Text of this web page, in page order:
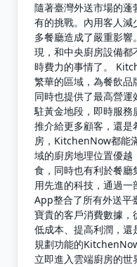
隨著臺灣外送市場的
有的挑戰。內用客人
多餐廳造成了嚴重影
現，和中央廚房設備
時費力的事情了。
繁華的區域，為餐飲品
同時也提供了最高營
駐黃金地段，即時服務
推介給更多顧客，還
房，KitchenNow都能
域的廚房地理位置優越
食，同時也有利於餐
用先進的科技，通過
App整合了所有外送平
寶貴的客戶消費數據
低成本、提高利潤，
規劃功能的
立即進入雲端廚房的世